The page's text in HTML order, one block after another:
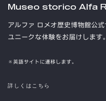
Museo storico Alfa
アルファ ロメオ歴史博物館公
ユニークな体験をお届けします。
※英語サイトに遷移します。
詳しくはこちら